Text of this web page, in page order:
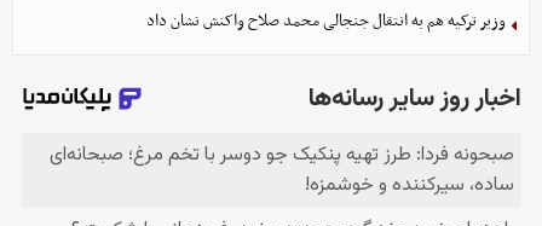
وزیر ترکیه هم به انتقال جنجالی محمد صلاح واکنش نشان داد